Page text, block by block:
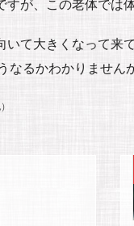
が、この老体では
て大きくなって来
なるかわかりません